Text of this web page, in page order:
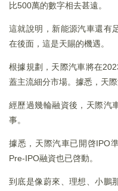
比500萬的數字相去甚遠。
這就說明，新能源汽車還有
在後面，這是天賜的機遇。
根據規劃，天際汽車將在
蓋主流細分市場。據悉，天
經歷過幾輪融資後，天際汽
事。
據悉，天際汽車已開啓IPO
Pre-IPO融資也已啓動。
到底是像蔚來、理想、小鵬